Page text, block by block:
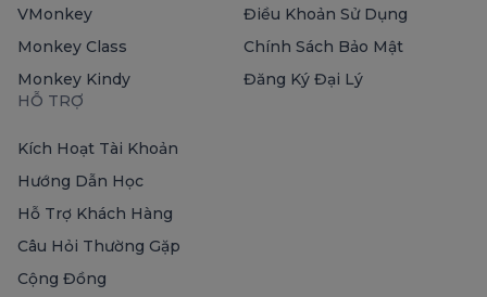
VMonkey
Monkey Class
Monkey Kindy
Điều Khoản Sử Dụng
Chính Sách Bảo Mật
Đăng Ký Đại Lý
HỖ TRỢ
Kích Hoạt Tài Khoản
Hướng Dẫn Học
Hỗ Trợ Khách Hàng
Câu Hỏi Thường Gặp
Cộng Đồng